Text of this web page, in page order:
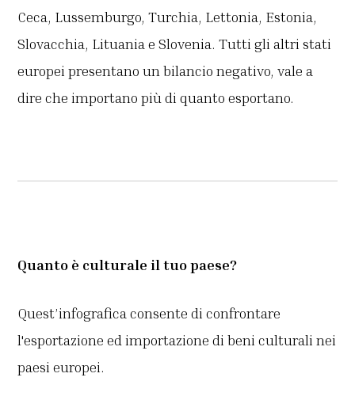
Ceca, Lussemburgo, Turchia, Lettonia, Estonia,
Slovacchia, Lituania e Slovenia. Tutti gli altri stati
europei presentano un bilancio negativo, vale a
dire che importano più di quanto esportano.
Quanto è culturale il tuo paese?
Quest’infografica consente di confrontare
l'esportazione ed importazione di beni culturali nei
paesi europei.